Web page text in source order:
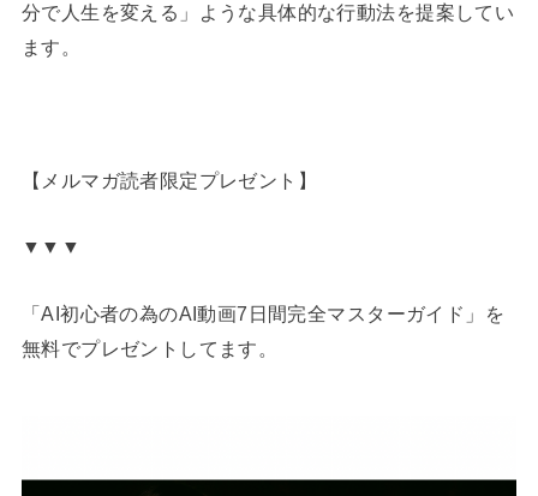
分で人生を変える」ような具体的な行動法を提案してい
ます。
【メルマガ読者限定プレゼント】
▼▼▼
「AI初心者の為のAI動画7日間完全マスターガイド」を
無料でプレゼントしてます。